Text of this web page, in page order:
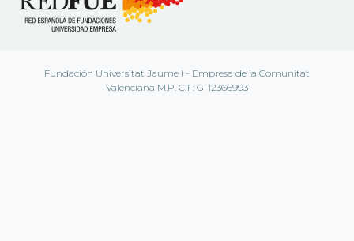
Fundación Universitat Jaume I - Empresa de la Comunitat
Valenciana M.P. CIF: G-12366993